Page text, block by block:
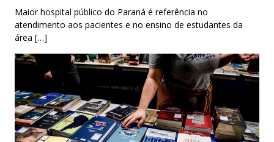
Maior hospital público do Paraná é referência no
atendimento aos pacientes e no ensino de estudantes da
área […]